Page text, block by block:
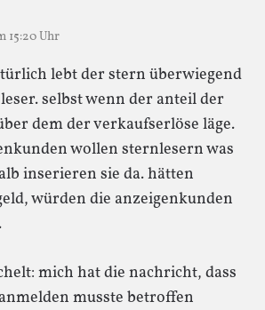
15:20 Uhr
lebt der stern überwiegend
selbst wenn der anteil der
dem der verkaufserlöse läge.
wollen sternlesern was
inserieren sie da. hätten
würden die anzeigenkunden
mich hat die nachricht, dass
musste betroffen